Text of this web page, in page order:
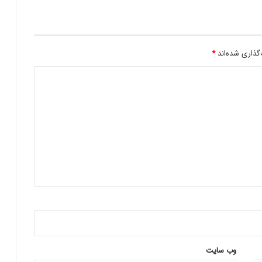
هلدینگ راد از جدیدترین محصول خود
۲
۵
د
شده‌اند*
وب‌ سایت